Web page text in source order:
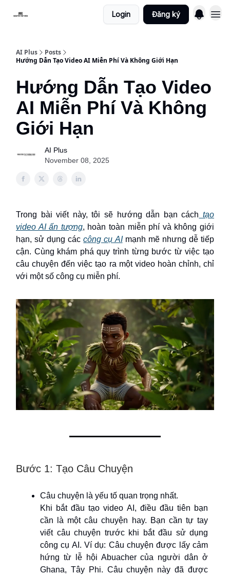
Login Đăng ký
AI Plus
Posts
Hướng Dẫn Tạo Video AI Miễn Phí Và Không Giới Hạn
Hướng Dẫn Tạo Video
AI Miễn Phí Và Không
Giới Hạn
AI Plus
November 08, 2025
Trong bài viết này, tôi sẽ hướng dẫn bạn cách tạo
video AI ấn tượng, hoàn toàn miễn phí và không giới
hạn, sử dụng cáccông cụ AImạnh mẽ nhưng dễ tiếp
cận. Cùng khám phá quy trình từng bước từ việc tạo
câu chuyện đến việc tạo ra một video hoàn chỉnh, chỉ
với một số công cụ miễn phí.
Bước 1: Tạo Câu Chuyện
Câu chuyện là yếu tố quan trọng nhất.
Khi bắt đầu tạo video AI, điều đầu tiên bạn
cần là một câu chuyện hay. Bạn cần tự tay
viết câu chuyện trước khi bắt đầu sử dụng
công cụ AI. Ví dụ: Câu chuyện được lấy cảm
hứng từ lễ hội Abuacher của người dân ở
Ghana, Tây Phi. Câu chuyện này đã được